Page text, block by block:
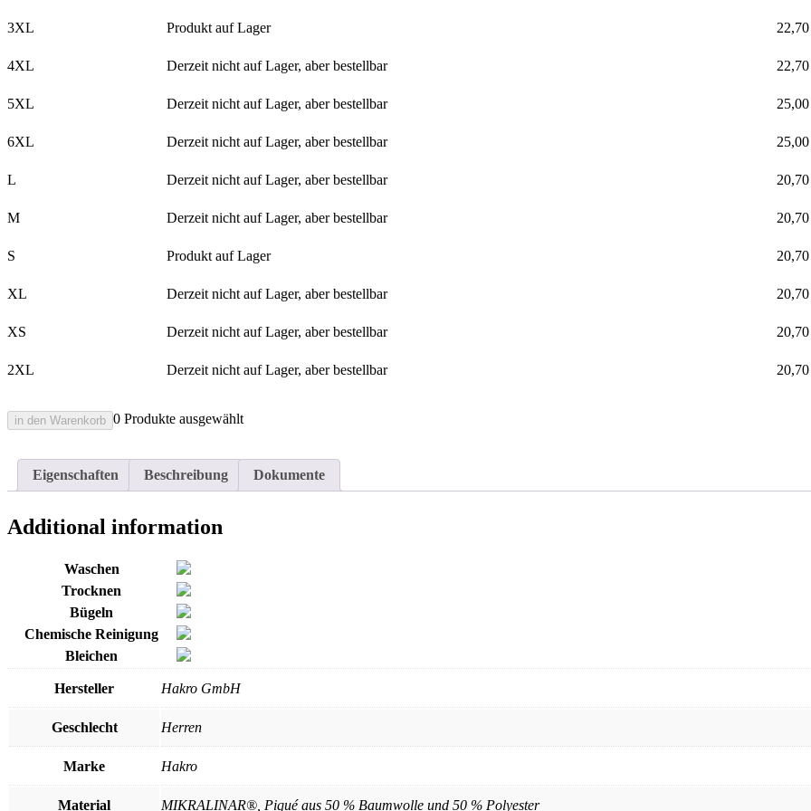
3XL Produkt auf Lager 22,70
4XL Derzeit nicht auf Lager, aber bestellbar 22,70
5XL Derzeit nicht auf Lager, aber bestellbar 25,00
6XL Derzeit nicht auf Lager, aber bestellbar 25,00
L Derzeit nicht auf Lager, aber bestellbar 20,70
M Derzeit nicht auf Lager, aber bestellbar 20,70
S Produkt auf Lager 20,70
XL Derzeit nicht auf Lager, aber bestellbar 20,70
XS Derzeit nicht auf Lager, aber bestellbar 20,70
2XL Derzeit nicht auf Lager, aber bestellbar 20,70
0 Produkte ausgewählt
in den Warenkorb
Eigenschaften Beschreibung Dokumente
Additional information
Waschen
Trocknen
Bügeln
Chemische Reinigung
Bleichen
Hersteller Hakro GmbH
Geschlecht Herren
Marke Hakro
Material MIKRALINAR®, Piqué aus 50 % Baumwolle und 50 % Polyester